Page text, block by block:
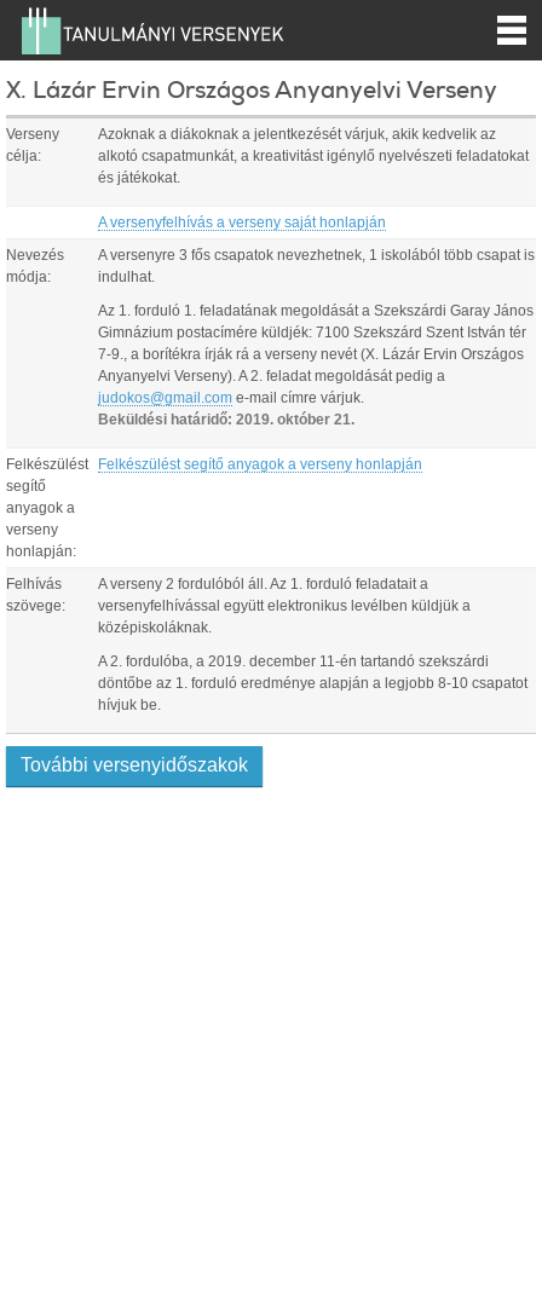
X. Lázár Ervin Országos Anyanyelvi Verseny
Verseny
célja:
Azoknak a diákoknak a jelentkezését várjuk, akik kedvelik az
alkotó csapatmunkát, a kreativitást igénylő nyelvészeti feladatokat
és játékokat.
A versenyfelhívás a verseny saját honlapján
Nevezés
módja:
A versenyre 3 fős csapatok nevezhetnek, 1 iskolából több csapat is
indulhat.
Az 1. forduló 1. feladatának megoldását a Szekszárdi Garay János
Gimnázium postacímére küldjék: 7100 Szekszárd Szent István tér
7-9., a borítékra írják rá a verseny nevét (X. Lázár Ervin Országos
Anyanyelvi Verseny). A 2. feladat megoldását pedig a
judokos@gmail.com e-mail címre várjuk.
Beküldési határidő: 2019. október 21.
Felkészülést
segítő
anyagok a
verseny
honlapján:
Felkészülést segítő anyagok a verseny honlapján
Felhívás
szövege:
A verseny 2 fordulóból áll. Az 1. forduló feladatait a
versenyfelhívással együtt elektronikus levélben küldjük a
középiskoláknak.
A 2. fordulóba, a 2019. december 11-én tartandó szekszárdi
döntőbe az 1. forduló eredménye alapján a legjobb 8-10 csapatot
hívjuk be.
További versenyidőszakok